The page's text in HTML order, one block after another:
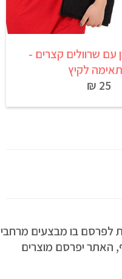
עם שרוולים קצרים -
לקיץ
25 ₪
לפרסם בו מבצעים מרחבי
האתר יפרסם מוצרים